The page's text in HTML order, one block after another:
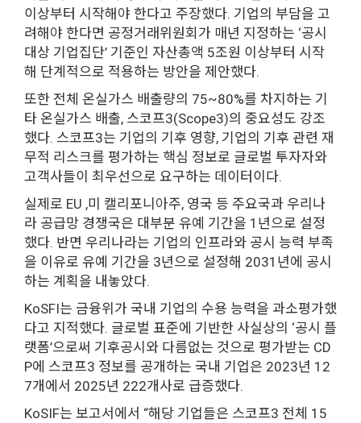
이상부터 시작해야 한다고 주장했다. 기업의 부담을 고
려해야 한다면 공정거래위원회가 매년 지정하는 ‘공시
대상 기업집단’ 기준인 자산총액 5조원 이상부터 시작
해 단계적으로 적용하는 방안을 제안했다.
또한 전체 온실가스 배출량의 75~80%를 차지하는 기
타 온실가스 배출, 스코프3(Scope3)의 중요성도 강조
했다. 스코프3는 기업의 기후 영향, 기업의 기후 관련 재
무적 리스크를 평가하는 핵심 정보로 글로벌 투자자와
고객사들이 최우선으로 요구하는 데이터이다.
실제로 EU ,미 캘리포니아주, 영국 등 주요국과 우리나
라 공급망 경쟁국은 대부분 유예 기간을 1년으로 설정
했다. 반면 우리나라는 기업의 인프라와 공시 능력 부족
을 이유로 유예 기간을 3년으로 설정해 2031년에 공시
하는 계획을 내놓았다.
KoSFI는 금융위가 국내 기업의 수용 능력을 과소평가했
다고 지적했다. 글로벌 표준에 기반한 사실상의 ‘공시 플
랫폼’으로써 기후공시와 다름없는 것으로 평가받는 CD
P에 스코프3 정보를 공개하는 국내 기업은 2023년 12
7개에서 2025년 222개사로 급증했다.
KoSIF는 보고서에서 “해당 기업들은 스코프3 전체 15